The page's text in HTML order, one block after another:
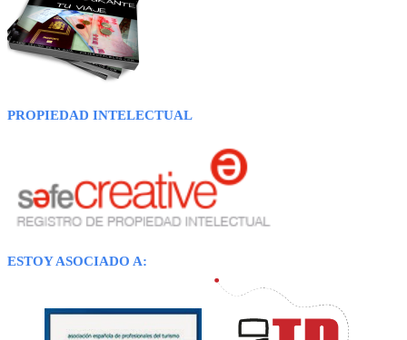
PROPIEDAD INTELECTUAL
ESTOY ASOCIADO A: